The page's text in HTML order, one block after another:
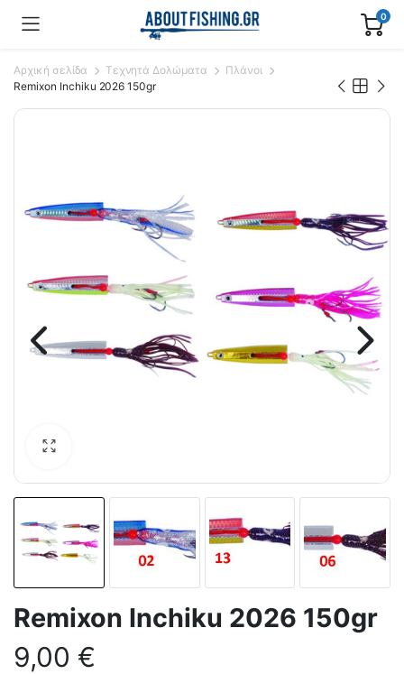
0
Αρχική σελίδα Τεχνητά Δολώματα
Πλάνοι
Remixon Inchiku 2026 150gr
Remixon Inchiku 2026 150gr
9,00 €